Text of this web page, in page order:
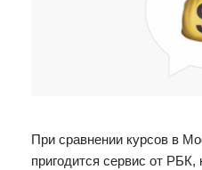
При сравнении курсов в
пригодится сервис от